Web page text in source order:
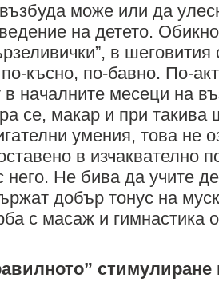
може или да
на детето.
в
късно, по-бавно. По-
началните месеци на
се, макар и при такива
умения, това не
в изчаквателно
него. Не бива да учите
добър тонус на
с масаж и гимнастика
стимулиране